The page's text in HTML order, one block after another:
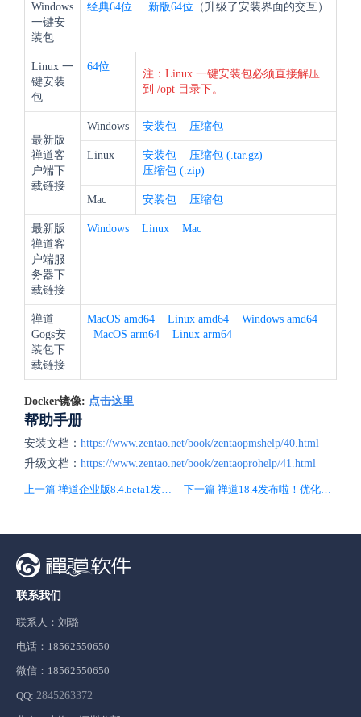
Windows
一键安
装包
经典64位 新版64位 （升级了安装界面的交互）
Linux 一
键安装
包
64位
注：Linux 一键安装包必须直接解压
到 /opt 目录下。
最新版
禅道客
户端下
载链接
Windows 安装包 压缩包
Linux 安装包
压缩包 (.tar.gz)
压缩包 (.zip)
Mac 安装包 压缩包
最新版
禅道客
户端服
务器下
载链接
Windows Linux Mac
禅道
Gogs安
装包下
载链接
MacOS amd64 Linux amd64
Windows amd64
MacOS arm64
Linux arm64
Docker镜像: 点击这里
帮助手册
安装文档： https://www.zentao.net/book/zentaopmshelp/40.html
升级文档： https://www.zentao.net/book/zentaoprohelp/41.html
上一篇 禅道企业版8.4.beta1发布，优化性能，修复Bug 下一篇 禅道18.4发布啦！优化BI功能、交互体验、提升列表性能
联系我们
联系人：刘璐
电话：18562550650
微信：18562550650
QQ: 2845263372